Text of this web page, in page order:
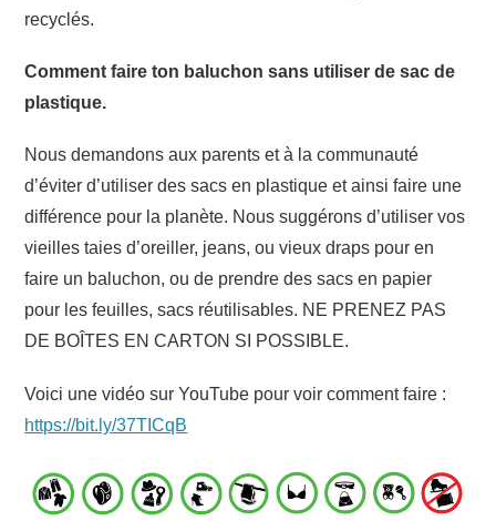
recyclés.
Comment faire ton baluchon sans utiliser de sac de
plastique.
Nous demandons aux parents et à la communauté
d’éviter d’utiliser des sacs en plastique et ainsi faire une
différence pour la planète. Nous suggérons d’utiliser vos
vieilles taies d’oreiller, jeans, ou vieux draps pour en
faire un baluchon, ou de prendre des sacs en papier
pour les feuilles, sacs réutilisables. NE PRENEZ PAS
DE BOÎTES EN CARTON SI POSSIBLE.
Voici une vidéo sur YouTube pour voir comment faire :
https://bit.ly/37TICqB